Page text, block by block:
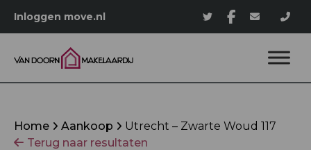
Inloggen move.nl
Home Aankoop
Utrecht – Zwarte Woud 117
Terug naar resultaten